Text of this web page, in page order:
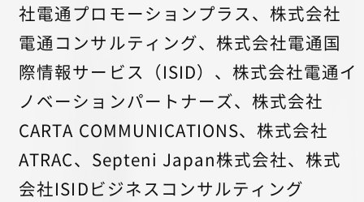
社電通プロモーションプラス、株式会社
電通コンサルティング、株式会社電通国
際情報サービス（ISID）、株式会社電通イ
ノベーションパートナーズ、株式会社
CARTA COMMUNICATIONS、株式会社
ATRAC、Septeni Japan株式会社、株式
会社ISIDビジネスコンサルティング